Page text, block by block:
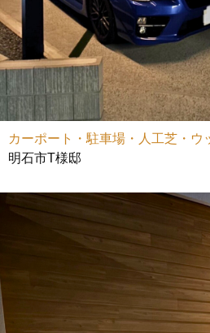
カーポート・駐車場・人工芝・ウ
明石市T様邸